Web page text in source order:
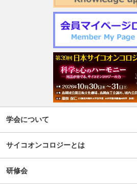
第1回サイコオンコロジー×漢方 Web
令和7年度 日本がん相談研究会 第2回
週刊現代(3月2日号)精神腫瘍科特集記
「第5回せん妄対応プログラム研修会
【新旧対照表訂正】「がん等の診療に
学会について
サイコオンコロジーとは
研修会